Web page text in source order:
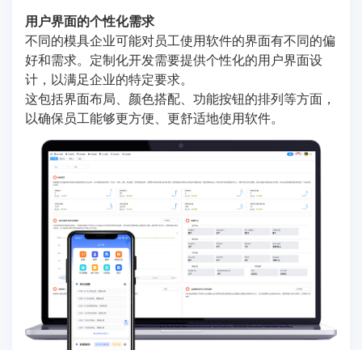
用户界面的个性化需求
不同的模具企业可能对员工使用软件的界面有不同的偏
好和需求。定制化开发需要提供个性化的用户界面设
计，以满足企业的特定要求。
这包括界面布局、颜色搭配、功能按钮的排列等方面，
以确保员工能够更方便、更舒适地使用软件。